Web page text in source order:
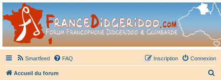
France Didgeridoo
Didgeridoo et Guimbarde sur France Didgeridoo - retrouvez la communauté.
Smartfeed FAQ Connexion
Inscription
Accueil du forum